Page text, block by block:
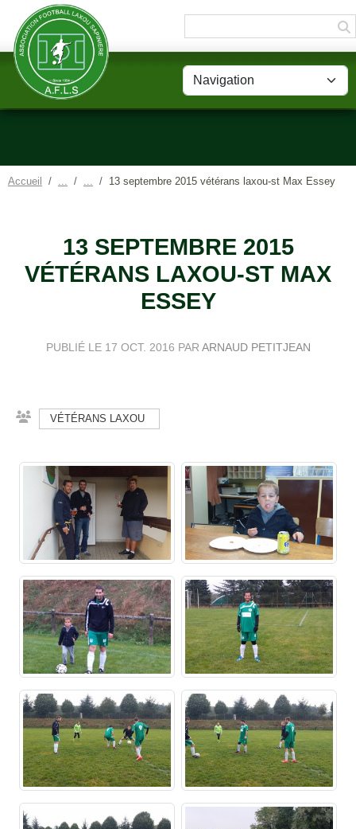
Accueil 13 septembre 2015 vétérans laxou-st Max Essey
13 SEPTEMBRE 2015
VÉTÉRANS LAXOU-ST MAX
ESSEY
PUBLIÉ LE 17 OCT. 2016 PAR ARNAUD PETITJEAN
VÉTÉRANS LAXOU
Panneau de gestion des cookies